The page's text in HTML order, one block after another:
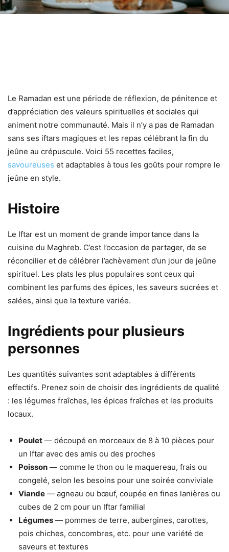
Le Ramadan est une période de réflexion, de pénitence et
d’appréciation des valeurs spirituelles et sociales qui
animent notre communauté. Mais il n’y a pas de Ramadan
sans ses iftars magiques et les repas célébrant la fin du
jeûne au crépuscule. Voici 55 recettes faciles,
savoureuses et adaptables à tous les goûts pour rompre le
jeûne en style.
Histoire
Le Iftar est un moment de grande importance dans la
cuisine du Maghreb. C’est l’occasion de partager, de se
réconcilier et de célébrer l’achèvement d’un jour de jeûne
spirituel. Les plats les plus populaires sont ceux qui
combinent les parfums des épices, les saveurs sucrées et
salées, ainsi que la texture variée.
Ingrédients pour plusieurs
personnes
Les quantités suivantes sont adaptables à différents
effectifs. Prenez soin de choisir des ingrédients de qualité
: les légumes fraîches, les épices fraîches et les produits
locaux.
Poulet — découpé en morceaux de 8 à 10 pièces pour
un Iftar avec des amis ou des proches
Poisson — comme le thon ou le maquereau, frais ou
congelé, selon les besoins pour une soirée conviviale
Viande — agneau ou bœuf, coupée en fines lanières ou
cubes de 2 cm pour un Iftar familial
Légumes — pommes de terre, aubergines, carottes,
pois chiches, concombres, etc. pour une variété de
saveurs et textures